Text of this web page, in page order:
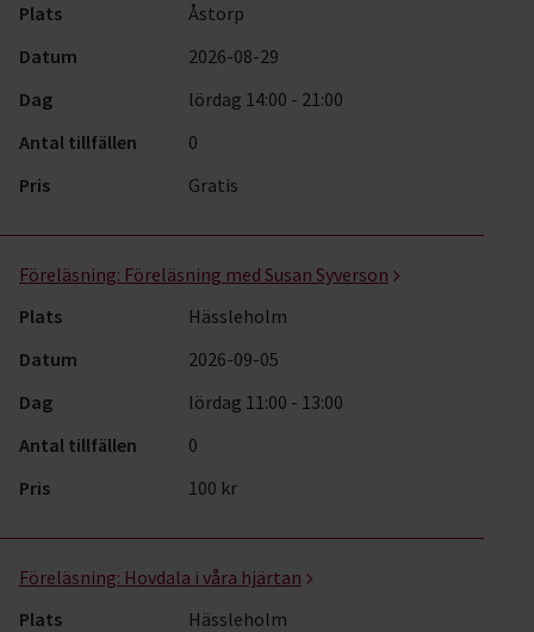
Plats
Åstorp
Datum
2026-08-29
Dag
lördag 14:00 - 21:00
Antal tillfällen
0
Pris
Gratis
Föreläsning: Föreläsning med Susan Syverson
Plats
Hässleholm
Datum
2026-09-05
Dag
lördag 11:00 - 13:00
Antal tillfällen
0
Pris
100 kr
Föreläsning: Hovdala i våra hjärtan
Plats
Hässleholm